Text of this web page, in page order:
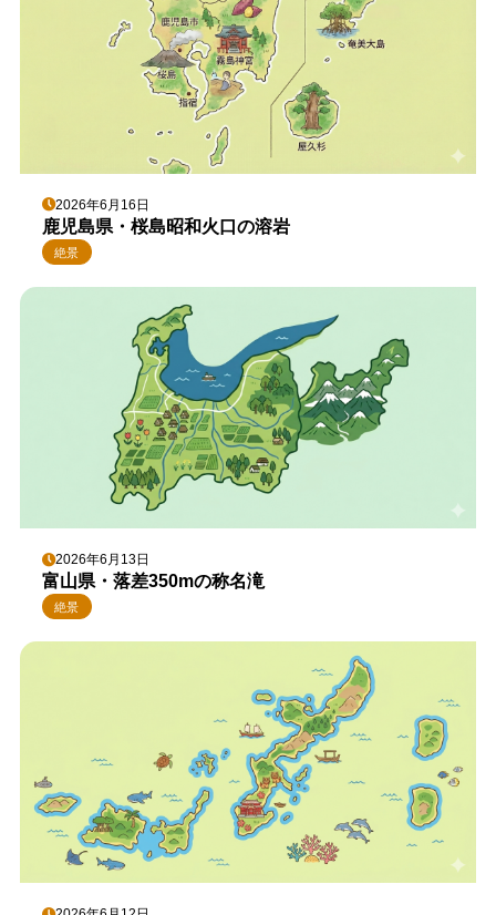
2026年6月16日
鹿児島県・桜島昭和火口の溶岩
絶景
2026年6月13日
富山県・落差350mの称名滝
絶景